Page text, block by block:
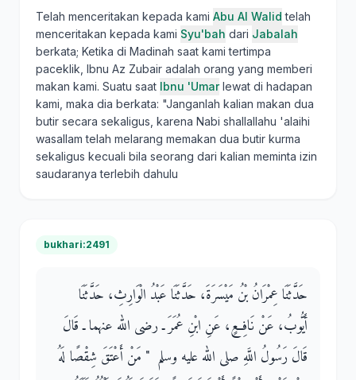
Telah menceritakan kepada kami Abu Al Walid telah
menceritakan kepada kami Syu'bah dari Jabalah
berkata; Ketika di Madinah saat kami tertimpa
paceklik, Ibnu Az Zubair adalah orang yang memberi
makan kami. Suatu saat Ibnu 'Umarlewat di hadapan
kami, maka dia berkata: "Janganlah kalian makan dua
butir secara sekaligus, karena Nabi shallallahu 'alaihi
wasallam telah melarang memakan dua butir kurma
sekaligus kecuali bila seorang dari kalian meminta izin
saudaranya terlebih dahulu
bukhari:2491
حَدَّثَنَا عِمْرَانُ بْنُ مَيْسَرَةَ، حَدَّثَنَا عَبْدُ الْوَارِثِ، حَدَّثَنَا
أَيُّوبُ، عَنْ نَافِعٍ، عَنِ ابْنِ عُمَرَ ـ رضى الله عنهما ـ قَالَ
قَالَ رَسُولُ اللَّهِ صلى الله عليه وسلم ‏ "‏ مَنْ أَعْتَقَ شِقْصًا لَهُ